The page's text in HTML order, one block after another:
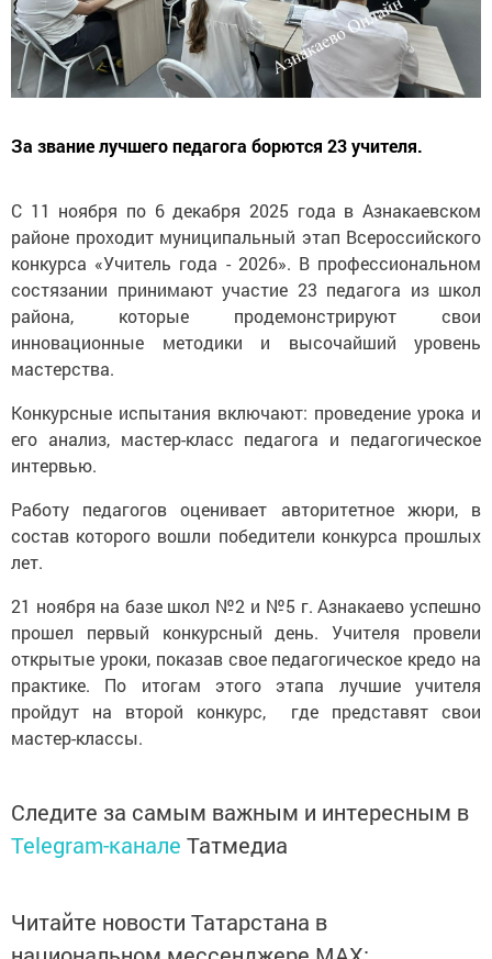
За звание лучшего педагога борются 23 учителя.
С 11 ноября по 6 декабря 2025 года в Азнакаевском
районе проходит муниципальный этап Всероссийского
конкурса «Учитель года - 2026». В профессиональном
состязании принимают участие 23 педагога из школ
района, которые продемонстрируют свои
инновационные методики и высочайший уровень
мастерства.
Конкурсные испытания включают: проведение урока и
его анализ, мастер-класс педагога и педагогическое
интервью.
Работу педагогов оценивает авторитетное жюри, в
состав которого вошли победители конкурса прошлых
лет.
21 ноября на базе школ №2 и №5 г. Азнакаево успешно
прошел первый конкурсный день. Учителя провели
открытые уроки, показав свое педагогическое кредо на
практике. По итогам этого этапа лучшие учителя
пройдут на второй конкурс, где представят свои
мастер-классы.
Следите за самым важным и интересным в
Telegram-канале Татмедиа
Читайте новости Татарстана в